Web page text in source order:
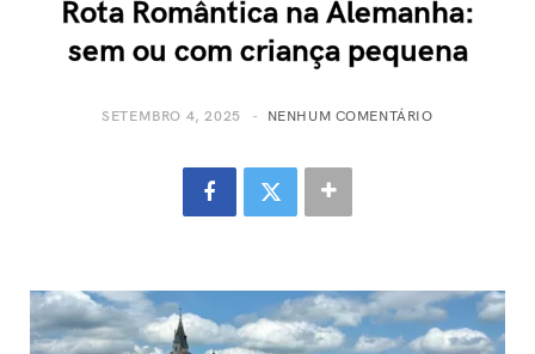
Rota Romântica na Alemanha:
sem ou com criança pequena
SETEMBRO 4, 2025 NENHUM COMENTÁRIO